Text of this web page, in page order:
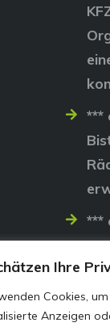
Ihre
Cookies,
Anzeigen
***
***